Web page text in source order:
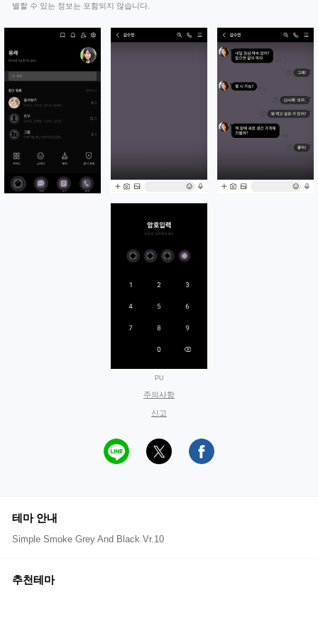
별할 수 있는 정보는 포함되지 않습니다.
PU
주의사항
신고
테마 안내
Simple Smoke Grey And Black Vr.10
추천테마